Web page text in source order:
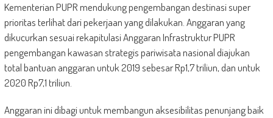
Kementerian PUPR mendukung pengembangan destinasi super
prioritas terlihat dari pekerjaan yang dilakukan. Anggaran yang
dikucurkan sesuai rekapitulasi Anggaran Infrastruktur PUPR
pengembangan kawasan strategis pariwisata nasional diajukan
total bantuan anggaran untuk 2019 sebesar Rp1,7 triliun, dan untuk
2020 Rp7,1 triliun.
Anggaran ini dibagi untuk membangun aksesibilitas penunjang baik